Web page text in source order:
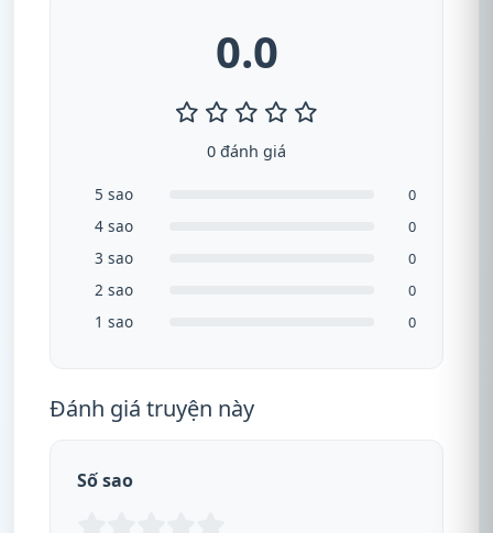
0.0
0 đánh giá
5 sao 0
4 sao 0
3 sao 0
2 sao 0
1 sao 0
Đánh giá truyện này
Số sao